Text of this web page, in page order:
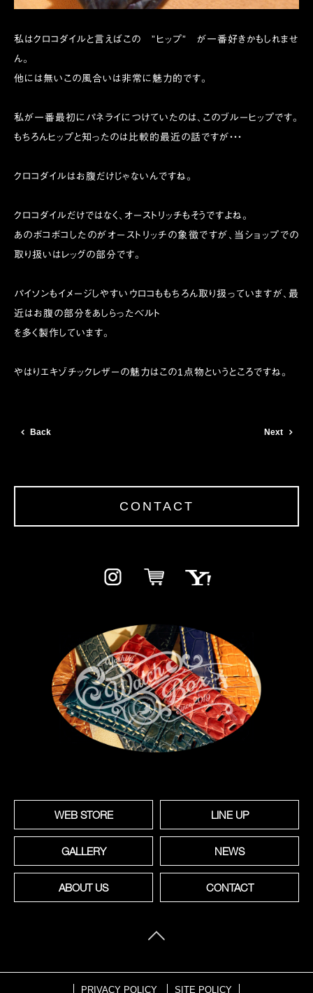
私はクロコダイルと言えばこの ”ヒップ” が一番好きかもしれませ
ん。
他には無いこの風合いは非常に魅力的です。
私が一番最初にパネライにつけていたのは、このブルーヒップです。
もちろんヒップと知ったのは比較的最近の話ですが・・・
クロコダイルはお腹だけじゃないんですね。
クロコダイルだけではなく、オーストリッチもそうですよね。
あのボコボコしたのがオーストリッチの象徴ですが、当ショップでの
取り扱いはレッグの部分です。
パイソンもイメージしやすいウロコももちろん取り扱っていますが、最
近はお腹の部分をあしらったベルト
を多く製作しています。
やはりエキゾチックレザーの魅力はこの1点物というところですね。
Back Next
CONTACT
WEB STORE LINE UP
GALLERY NEWS
ABOUT US CONTACT
PRIVACY POLICY SITE POLICY